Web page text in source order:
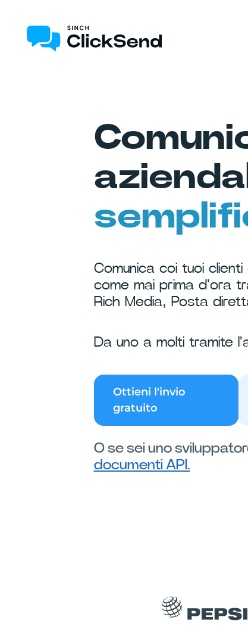
Comunica coi tuoi
come mai prima d'ora
Rich Media, Posta
Da uno a molti tramite
Ottieni l'invio
gratuito
O se sei uno
documenti API.